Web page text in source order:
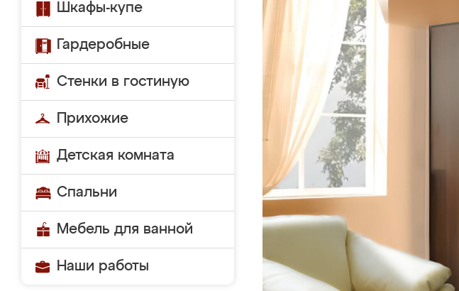
Шкафы-купе
Гардеробные
Стенки в гостиную
Прихожие
Детская комната
Спальни
Мебель для ванной
Наши работы